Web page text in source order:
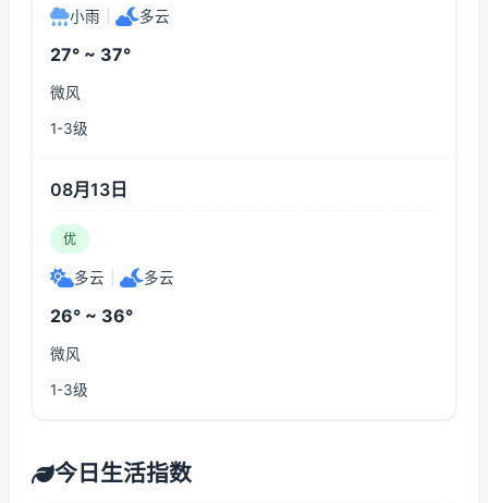
小雨 多云
27° ~ 37°
微风
1-3级
08月13日
优
多云 多云
26° ~ 36°
微风
1-3级
今日生活指数